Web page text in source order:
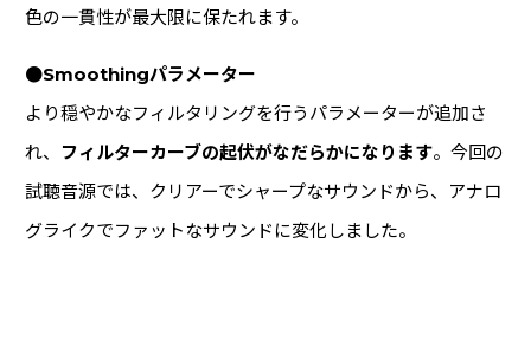
色の一貫性が最大限に保たれます。
●Smoothingパラメーター
より穏やかなフィルタリングを行うパラメーターが追加さ
れ、
フィルターカーブの起伏がなだらかになります。今回の
試聴音源では、クリアーでシャープなサウンドから、アナロ
グライクでファットなサウンドに変化しました。